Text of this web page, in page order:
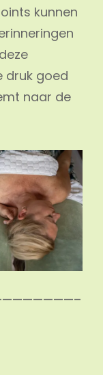
kunnen
druk goed
naar de